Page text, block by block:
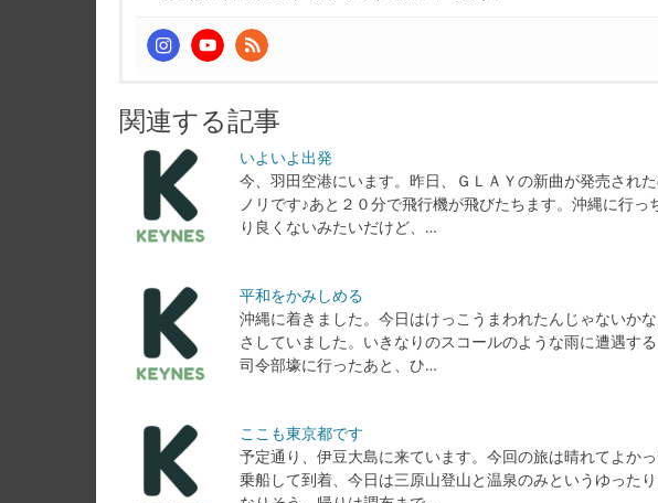
関連する記事
いよいよ出発
今、羽田空港にいます。昨日、ＧＬＡＹの新曲が発売され
ノリです♪あと２０分で飛行機が飛びたちます。沖縄に行
り良くないみたいだけど、…
平和をかみしめる
沖縄に着きました。今日はけっこうまわれたんじゃないか
さしていました。いきなりのスコールのような雨に遭遇す
司令部壕に行ったあと、ひ…
ここも東京都です
予定通り、伊豆大島に来ています。今回の旅は晴れてよか
乗船して到着、今日は三原山登山と温泉のみというゆった